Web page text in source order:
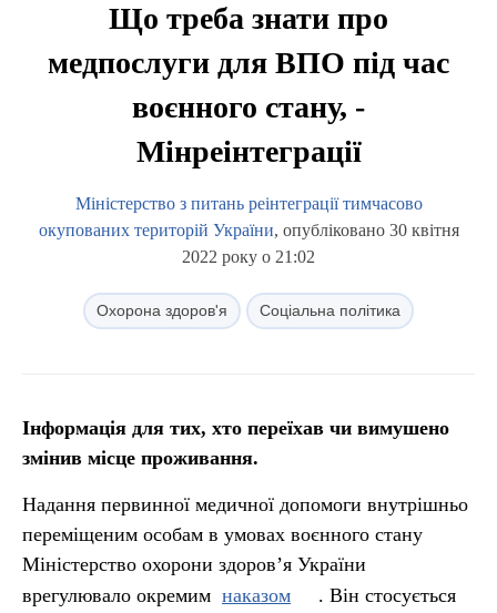
Що треба знати про
медпослуги для ВПО під час
воєнного стану, -
Мінреінтеграції
Міністерство з питань реінтеграції тимчасово
окупованих територій України, опубліковано 30 квітня
2022 року о 21:02
Охорона здоров'я Соціальна політика
Інформація для тих, хто переїхав чи вимушено
змінив місце проживання.
Надання первинної медичної допомоги внутрішньо
переміщеним особам в умовах воєнного стану
Міністерство охорони здоров’я України
врегулювало окремим наказом
. Він стосується